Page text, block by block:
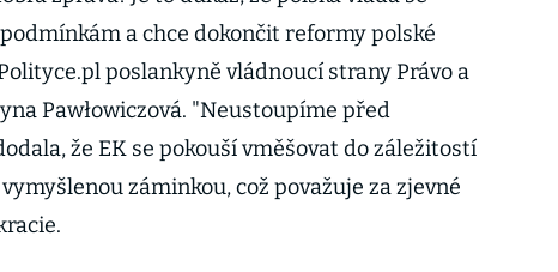
a chce dokončit reformy polské
poslankyně vládnoucí strany Právo a
Pawłowiczová. "Neustoupíme před
že EK se pokouší vměšovat do záležitostí
záminkou, což považuje za zjevné